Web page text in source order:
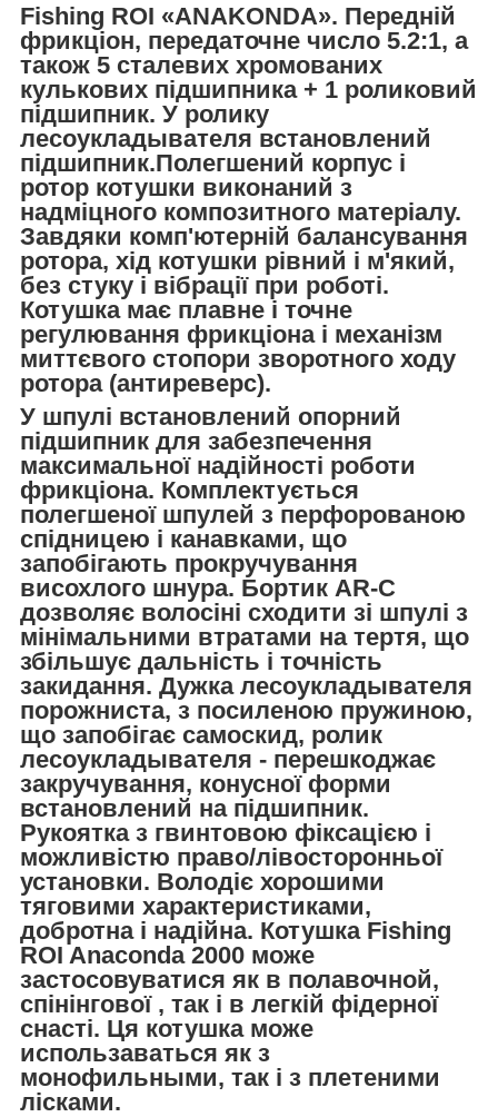
Fishing ROI «ANAKONDA». Передній
фрикціон, передаточне число 5.2:1, а
також 5 сталевих хромованих
кулькових підшипника + 1 роликовий
підшипник. У ролику
лесоукладывателя встановлений
підшипник.Полегшений корпус і
ротор котушки виконаний з
надміцного композитного матеріалу.
Завдяки комп'ютерній балансування
ротора, хід котушки рівний і м'який,
без стуку і вібрації при роботі.
Котушка має плавне і точне
регулювання фрикціона і механізм
миттєвого стопори зворотного ходу
ротора (антиреверс).
У шпулі встановлений опорний
підшипник для забезпечення
максимальної надійності роботи
фрикціона. Комплектується
полегшеної шпулей з перфорованою
спідницею і канавками, що
запобігають прокручування
висохлого шнура. Бортик AR-C
дозволяє волосіні сходити зі шпулі з
мінімальними втратами на тертя, що
збільшує дальність і точність
закидання. Дужка лесоукладывателя
порожниста, з посиленою пружиною,
що запобігає самоскид, ролик
лесоукладывателя - перешкоджає
закручування, конусної форми
встановлений на підшипник.
Рукоятка з гвинтовою фіксацією і
можливістю право/лівосторонньої
установки. Володіє хорошими
тяговими характеристиками,
добротна і надійна. Котушка Fishing
ROI Anaconda 2000 може
застосовуватися як в полавочной,
спінінгової , так і в легкій фідерної
снасті. Ця котушка може
использаваться як з
монофильными, так і з плетеними
лісками.